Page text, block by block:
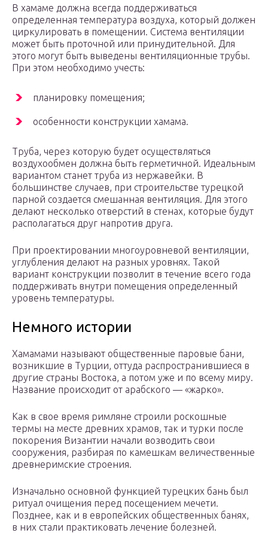
В хамаме должна всегда поддерживаться
определенная температура воздуха, который должен
циркулировать в помещении. Система вентиляции
может быть проточной или принудительной. Для
этого могут быть выведены вентиляционные трубы.
При этом необходимо учесть:
планировку помещения;
особенности конструкции хамама.
Труба, через которую будет осуществляться
воздухообмен должна быть герметичной. Идеальным
вариантом станет труба из нержавейки. В
большинстве случаев, при строительстве турецкой
парной создается смешанная вентиляция. Для этого
делают несколько отверстий в стенах, которые будут
располагаться друг напротив друга.
При проектировании многоуровневой вентиляции,
углубления делают на разных уровнях. Такой
вариант конструкции позволит в течение всего года
поддерживать внутри помещения определенный
уровень температуры.
Немного истории
Хамамами называют общественные паровые бани,
возникшие в Турции, оттуда распространившиеся в
другие страны Востока, а потом уже и по всему миру.
Название происходит от арабского — «жарко».
Как в свое время римляне строили роскошные
термы на месте древних храмов, так и турки после
покорения Византии начали возводить свои
сооружения, разбирая по камешкам величественные
древнеримские строения.
Изначально основной функцией турецких бань был
ритуал очищения перед посещением мечети.
Позднее, как и в европейских общественных банях,
в них стали практиковать лечение болезней.